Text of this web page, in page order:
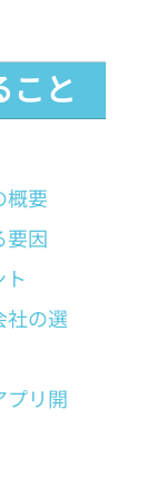
と
概要
因
の選
リ開